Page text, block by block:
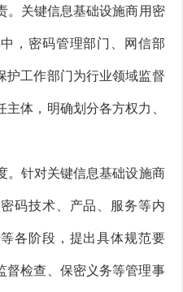
。关键信息基础设施商用密
，密码管理部门、网信部
护工作部门为行业领域监督
体，明确划分各方权力、
。针对关键信息基础设施商
码技术、产品、服务等内
各阶段，提出具体规范要
督检查、保密义务等管理事